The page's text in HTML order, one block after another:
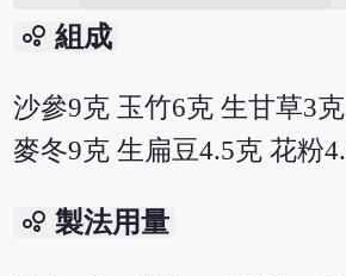
bubble_chart 組成
沙參9克 玉竹6克 生甘草3
麥冬9克 生扁豆4.5克 花粉
bubble_chart 製法用量